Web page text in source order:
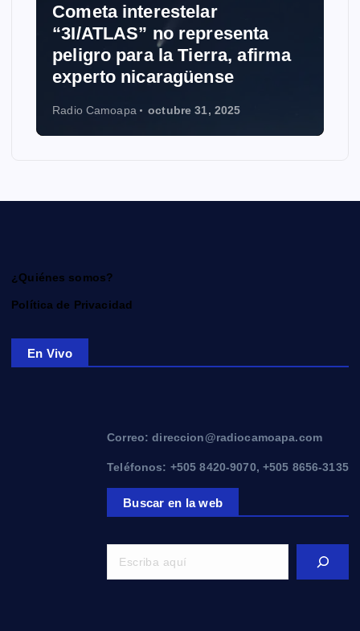
Cometa interestelar
“3I/ATLAS” no representa
peligro para la Tierra, afirma
experto nicaragüense
Radio Camoapa octubre 31, 2025
¿Quiénes somos?
Política de Privacidad
En Vivo
Correo: direccion@radiocamoapa.com
Teléfonos: +505 8420-9070, +505 8656-3135
Buscar en la web